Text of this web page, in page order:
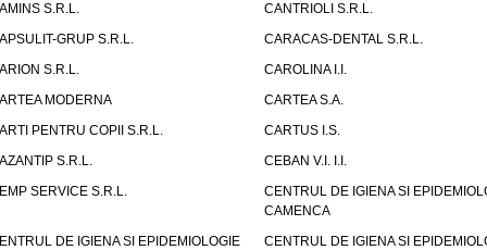
S.R.L.
CANTRIOLI S.R.L.
GRUP S.R.L.
CARACAS-DENTAL S.R.L.
S.R.L.
CAROLINA I.I.
MODERNA
CARTEA S.A.
PENTRU COPII S.R.L.
CARTUS I.S.
S.R.L.
CEBAN V.I. I.I.
SERVICE S.R.L.
CENTRUL DE IGIENA SI
CAMENCA
DE IGIENA SI EPIDEMIOLOGIE
CENTRUL DE IGIENA SI